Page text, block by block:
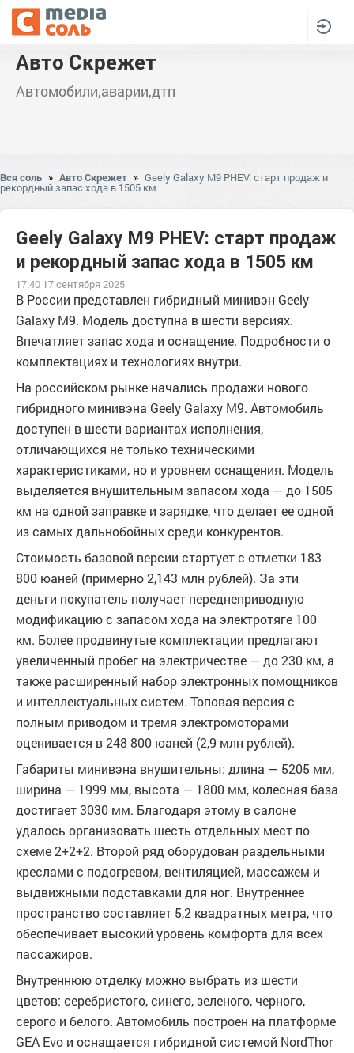
Авто Скрежет
Автомобили,аварии,дтп
Вся соль » Авто Скрежет » Geely Galaxy M9 PHEV: старт продаж и
рекордный запас хода в 1505 км
Geely Galaxy M9 PHEV: старт продаж
и рекордный запас хода в 1505 км
17:40 17 сентября 2025
В России представлен гибридный минивэн Geely
Galaxy M9. Модель доступна в шести версиях.
Впечатляет запас хода и оснащение. Подробности о
комплектациях и технологиях внутри.
На российском рынке начались продажи нового
гибридного минивэна Geely Galaxy M9. Автомобиль
доступен в шести вариантах исполнения,
отличающихся не только техническими
характеристиками, но и уровнем оснащения. Модель
выделяется внушительным запасом хода — до 1505
км на одной заправке и зарядке, что делает ее одной
из самых дальнобойных среди конкурентов.
Стоимость базовой версии стартует с отметки 183
800 юаней (примерно 2,143 млн рублей). За эти
деньги покупатель получает переднеприводную
модификацию с запасом хода на электротяге 100
км. Более продвинутые комплектации предлагают
увеличенный пробег на электричестве — до 230 км, а
также расширенный набор электронных помощников
и интеллектуальных систем. Топовая версия с
полным приводом и тремя электромоторами
оценивается в 248 800 юаней (2,9 млн рублей).
Габариты минивэна внушительны: длина — 5205 мм,
ширина — 1999 мм, высота — 1800 мм, колесная база
достигает 3030 мм. Благодаря этому в салоне
удалось организовать шесть отдельных мест по
схеме 2+2+2. Второй ряд оборудован раздельными
креслами с подогревом, вентиляцией, массажем и
выдвижными подставками для ног. Внутреннее
пространство составляет 5,2 квадратных метра, что
обеспечивает высокий уровень комфорта для всех
пассажиров.
Внутреннюю отделку можно выбрать из шести
цветов: серебристого, синего, зеленого, черного,
серого и белого. Автомобиль построен на платформе
GEA Evo и оснащается гибридной системой NordThor